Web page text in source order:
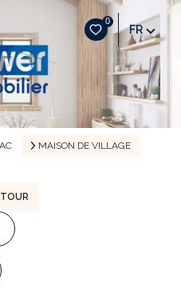
0
FR
MAISON DE VILLAGE